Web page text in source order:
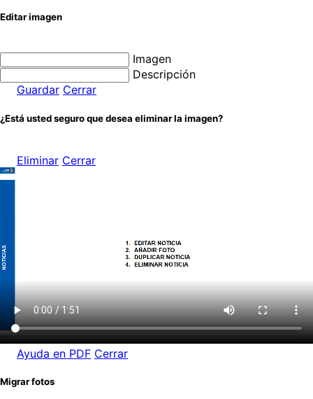
Editar imagen
Imagen
Descripción
Guardar Cerrar
¿Está usted seguro que desea eliminar la imagen?
Eliminar Cerrar
Ayuda en PDF Cerrar
Migrar fotos